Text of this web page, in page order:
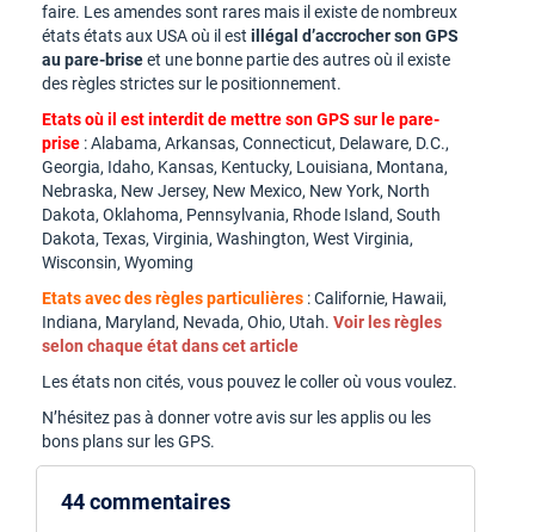
faire. Les amendes sont rares mais il existe de nombreux
états états aux USA où il est illégal d’accrocher son GPS
au pare-briseet une bonne partie des autres où il existe
des règles strictes sur le positionnement.
Etats où il est interdit de mettre son GPS sur le pare-
prise : Alabama, Arkansas, Connecticut, Delaware, D.C.,
Georgia, Idaho, Kansas, Kentucky, Louisiana, Montana,
Nebraska, New Jersey, New Mexico, New York, North
Dakota, Oklahoma, Pennsylvania, Rhode Island, South
Dakota, Texas, Virginia, Washington, West Virginia,
Wisconsin, Wyoming
Etats avec des règles particulières : Californie, Hawaii,
Indiana, Maryland, Nevada, Ohio, Utah. Voir les règles
selon chaque état dans cet article
Les états non cités, vous pouvez le coller où vous voulez.
N’hésitez pas à donner votre avis sur les applis ou les
bons plans sur les GPS.
44 commentaires